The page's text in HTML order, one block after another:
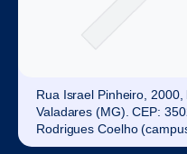
Rua Israel Pinheiro,
Valadares (MG). CEP:
Rodrigues Coelho